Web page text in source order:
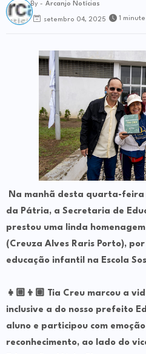
By - Arcanjo Notícias
setembro 04, 2025 1
Na manhã desta quarta-feira
da Pátria, a Secretaria de
prestou uma linda
(Creuza Alves Raris Porto),
educação infantil na Escola
👧🏼👦🏽 Tia Creu marcou a
inclusive a do nosso prefeito
aluno e participou com
reconhecimento, ao lado do